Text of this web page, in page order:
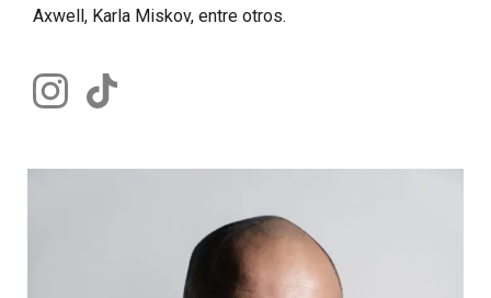
Axwell, Karla Miskov, entre otros.